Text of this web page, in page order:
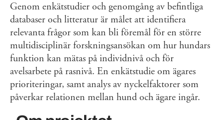
Genom enkätstudier och genomgång av befintliga
databaser och litteratur är målet att identifiera
relevanta frågor som kan bli föremål för en större
multidisciplinär forskningsansökan om hur hundars
funktion kan mätas på individnivå och för
avelsarbete på rasnivå. En enkätstudie om ägares
prioriteringar, samt analys av nyckelfaktorer som
påverkar relationen mellan hund och ägare ingår.